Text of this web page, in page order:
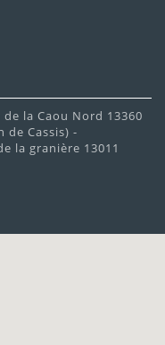
la Caou Nord 13360
de Cassis) -
la granière 13011